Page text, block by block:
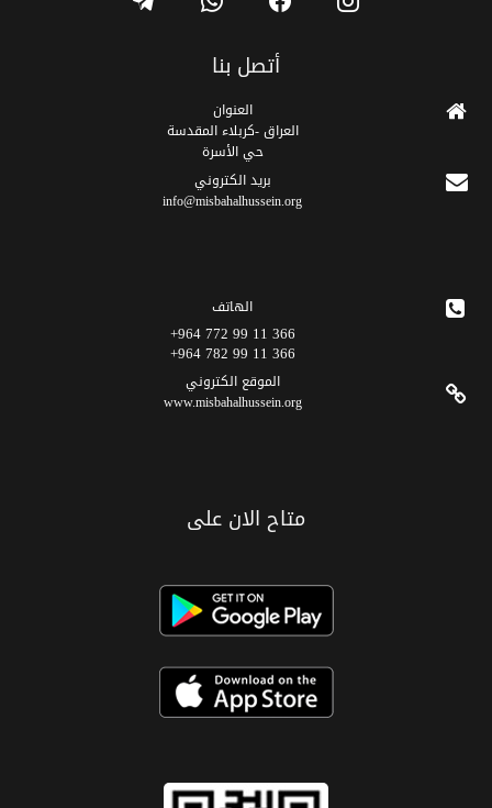
أتصل بنا
العنوان
العراق -كربلاء المقدسة
حي الأسرة
برید الکتروني
info@misbahalhussein.org
الهاتف
366 11 99 772 964+
366 11 99 782 964+
الموقع الکتروني
www.misbahalhussein.org
متاح الان على